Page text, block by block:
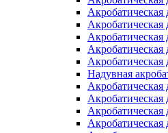
Надувная